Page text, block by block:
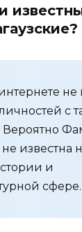
с
не известна
и
сфере.